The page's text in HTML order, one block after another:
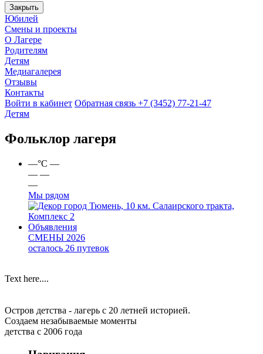
Закрыть
Юбилей
Смены и проекты
О Лагере
Родителям
Детям
Медиагалерея
Отзывы
Контакты
Войти в кабинет Обратная связь +7 (3452) 77-21-47
Детям
Фольклор лагеря
—°C —
— —
—
Мы рядом
город Тюмень, 10 км. Салаирского тракта,
Комплекс 2
Объявления
СМЕНЫ 2026
осталось 26 путевок
Text here....
Остров детства - лагерь с 20 летней историей.
Создаем незабываемые моменты
детства с 2006 года